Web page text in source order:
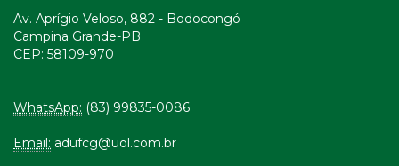
Av. Aprígio Veloso, 882 - Bodocongó
Campina Grande-PB
CEP: 58109-970
WhatsApp: (83) 99835-0086
Email: adufcg@uol.com.br